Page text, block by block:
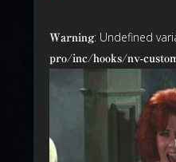
ゲ
ー
ョ
Warning: Undefined
pro/inc/hooks/nv-